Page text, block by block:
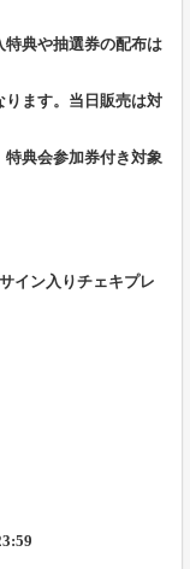
典や抽選券の配布は
ます。当日販売は対
典会参加券付き対象
イン入りチェキプレ